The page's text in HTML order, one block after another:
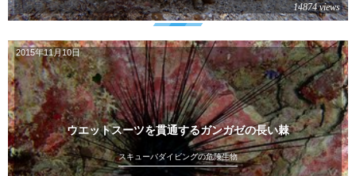
14874 views
ウエットスーツを貫通するガンガゼの長い棘
2015年11月10日
スキューバダイビングの危険生物